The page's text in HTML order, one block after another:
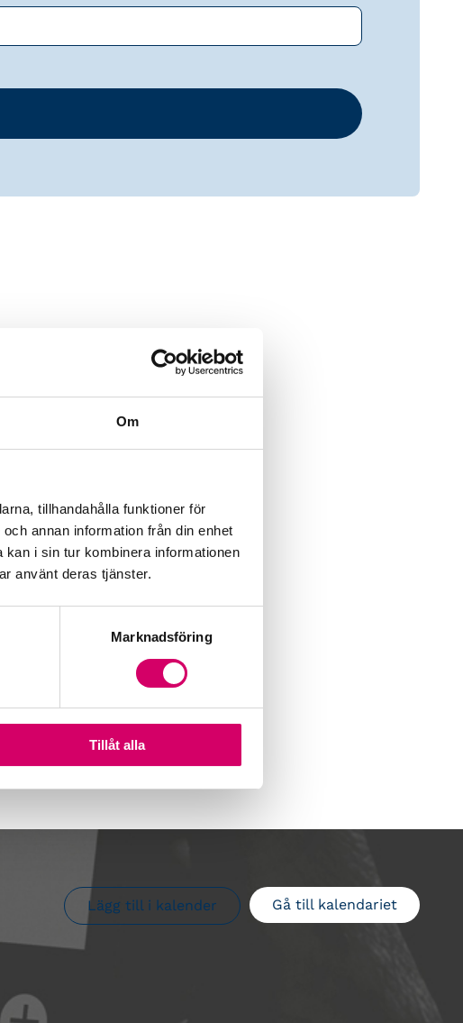
Om
tillhandahålla funktioner för
annan information från din enhet
i sin tur kombinera informationen
använt deras tjänster.
Marknadsföring
Tillåt alla
Gå till kalendariet
Lägg till i kalender